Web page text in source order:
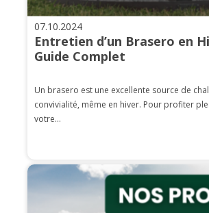
07.10.2024
Entretien d’un Brasero en
Guide Complet
Un brasero est une excellente source de
convivialité, même en hiver. Pour profiter
votre...